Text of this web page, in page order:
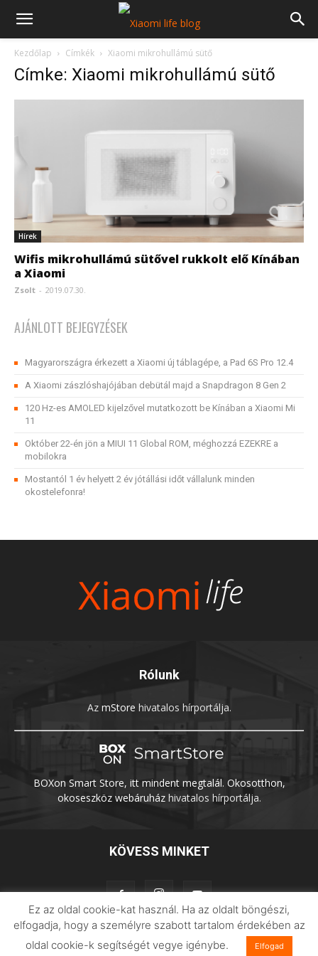
Kezdőlap Címkék Xiaomi mikrohullámú sütő
Címke: Xiaomi mikrohullámú sütő
Hírek
Wifis mikrohullámú sütővel rukkolt elő Kínában
a Xiaomi
Zsolt - 2019.07.30.
AJÁNLOTT BEJEGYZÉSEK
Magyarországra érkezett a Xiaomi új táblagépe, a Pad 6S Pro 12.4
A Xiaomi zászlóshajójában debütál majd a Snapdragon 8 Gen 2
120 Hz-es AMOLED kijelzővel mutatkozott be Kínában a Xiaomi Mi
11
Október 22-én jön a MIUI 11 Global ROM, méghozzá EZEKRE a
mobilokra
Mostantól 1 év helyett 2 év jótállási időt vállalunk minden
okostelefonra!
Rólunk
Az mStore hivatalos hírportálja.
BOXon Smart Store, itt mindent megtalál. Okosotthon,
okoseszköz webáruházhivatalos hírportálja.
KÖVESS MINKET
Adatvédelem Impresszum Imilab
Ez az oldal cookie-kat használ. Ha az oldalt böngészi,
elfogadja, hogy a személyre szabott tartalom érdekében az
oldal cookie-k segítségét vegye igénybe.
Elfogad